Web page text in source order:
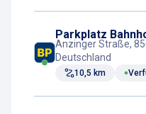
Parkplatz
Anzinger Straße,
Deutschland
10,5 km